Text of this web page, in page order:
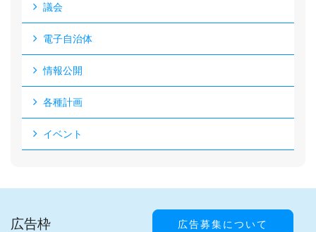
議会
電子自治体
情報公開
各種計画
イベント
広告枠 広告募集について